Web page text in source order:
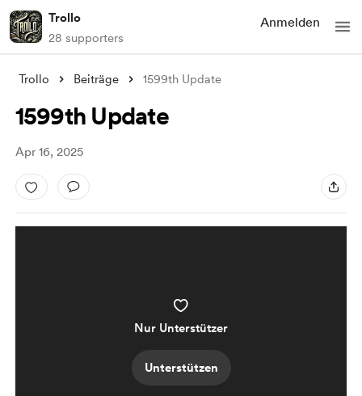
Trollo
28 supporters
Anmelden
Trollo Beiträge 1599th Update
1599th Update
Apr 16, 2025
Nur Unterstützer
Unterstützen